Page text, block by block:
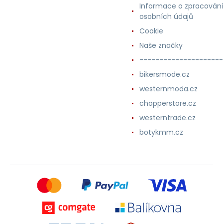
Informace o zpracování
osobních údajů
Cookie
Naše značky
bikersmode.cz
westernmoda.cz
chopperstore.cz
westerntrade.cz
botykmm.cz